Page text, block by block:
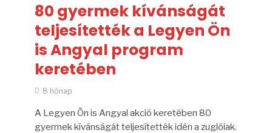
80 gyermek kívánságát
teljesítették a Legyen Ön
is Angyal program
keretében
8 hónap
A Legyen Ön is Angyal akció keretében 80
gyermek kívánságát teljesítették idén a zuglóiak.